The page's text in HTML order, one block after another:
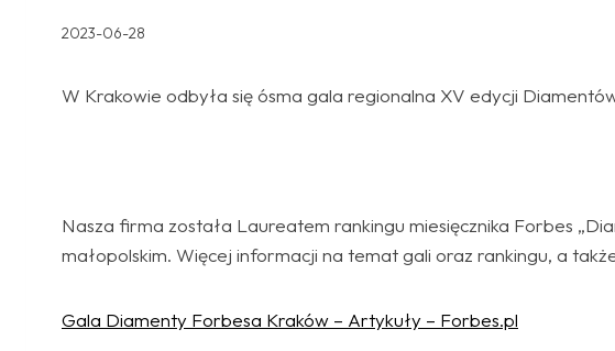
2023-06-28
W Krakowie odbyła się ósma gala regionalna XV edycji
Nasza firma została Laureatem rankingu miesięcznika Forbes
małopolskim. Więcej informacji na temat gali oraz rankingu, a
Gala Diamenty Forbesa Kraków – Artykuły – Forbes.pl